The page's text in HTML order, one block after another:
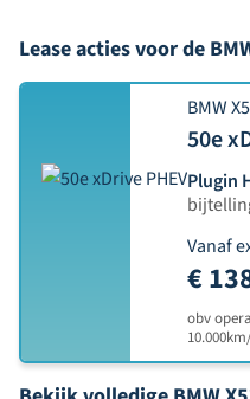
Lease acties voor de
BMW X5
50e
Plugin
Vanaf
€
obv